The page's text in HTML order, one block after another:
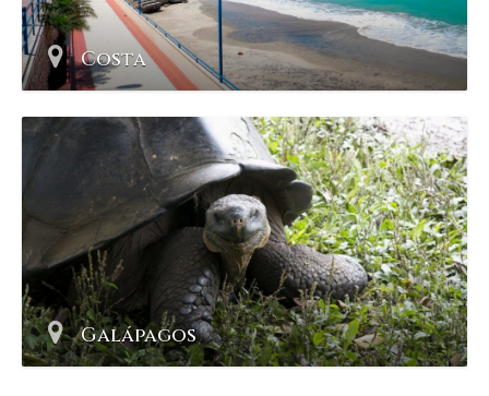
Costa
Galápagos